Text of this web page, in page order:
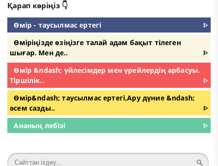
Қарап көріңіз 👇
Өмір - таусылмас ертегі
ᐈ
Өміріңізде өзіңізге талай адам бақыт тілеген
шығар. Мен де..
ᐈ
Өмір &ndash; үйлесімдер мен үрейлердің арбасуы.
Тіршілік..
ᐈ
Өмір&ndash; таусылмас ертегі,Ару дүние &ndash;
әсем сазды..
ᐈ
Ананың лебізі
ᐈ